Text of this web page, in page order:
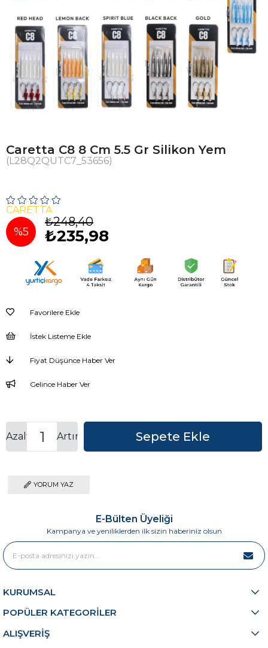
Caretta C8 8 Cm 5.5 Gr Silikon Yem
(L28Q2QUTC7_53656)
CARETTA
%5
İndirim
₺248,40
₺235,98
Favorilere Ekle
İstek Listeme Ekle
Fiyat Düşünce Haber Ver
Gelince Haber Ver
Artır
Azalt
YORUM YAZ
E-Bülten Üyeliği
Kampanya ve yeniliklerden ilk sizin haberiniz olsun
KURUMSAL
POPÜLER KATEGORİLER
ALIŞVERİŞ